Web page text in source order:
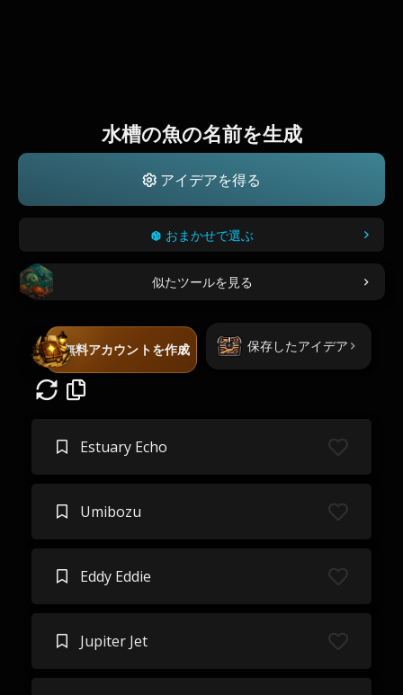
水槽の魚の名前を生成
アイデアを得る
おまかせで選ぶ
似たツールを見る
無料アカウントを作成 保存したアイデア
Estuary Echo
Umibozu
Eddy Eddie
Jupiter Jet